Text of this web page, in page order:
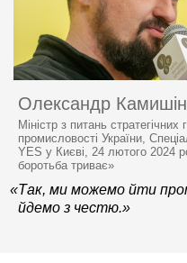
Олександр Камишін
Міністр з питань стратегічних
промисловості України,
YES у Києві, 24 лютого 2024
боротьба триває»
«Так, ми можемо йти
йдемо з честю.»